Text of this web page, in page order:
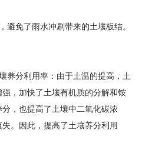
免了雨水冲刷带来的土壤板结。
养分利用率：由于土温的提高，土
，加快了土壤有机质的分解和铵
，也提高了土壤中二氧化碳浓
。因此，提高了土壤养分利用